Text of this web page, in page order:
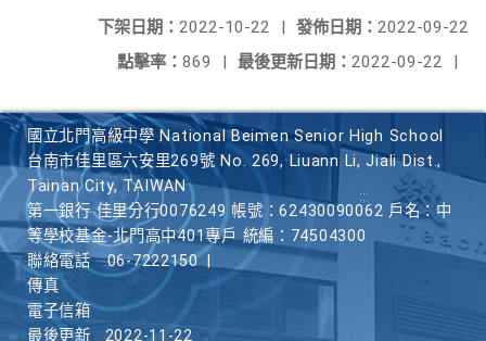
發佈日期： 2022-09-22
下架日期： 2022-10-22
|
最後更新日期： 2022-09-22 |
點擊率： 869 |
國立北門高級中學 National Beimen Senior High School
台南市佳里區六安里269號 No. 269, Liuann Li, Jiali Dist.,
Tainan City, TAIWAN
第一銀行 佳里分行0076249 帳號：62430090062 戶名：中
等學校基金-北門高中401專戶 統編：74504300
聯絡電話
06-7222150
傳真
電子信箱
最後更新
2022-11-22